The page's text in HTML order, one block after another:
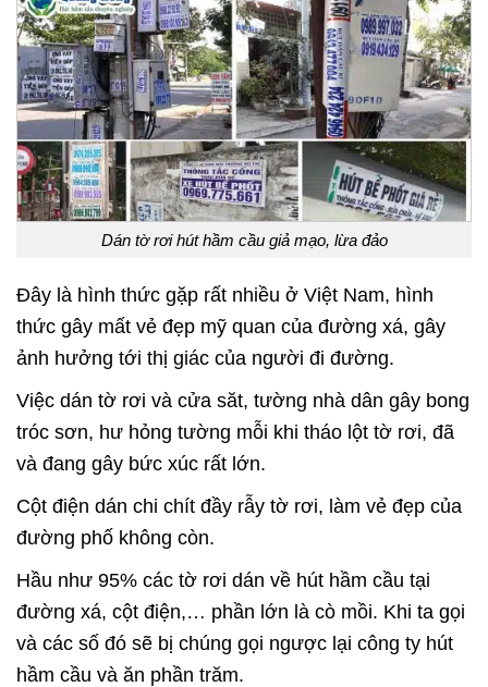
Dán tờ rơi hút hầm cầu giả mạo, lừa đảo
Đây là hình thức gặp rất nhiều ở Việt Nam, hình
thức gây mất vẻ đẹp mỹ quan của đường xá, gây
ảnh hưởng tới thị giác của người đi đường.
Việc dán tờ rơi và cửa săt, tường nhà dân gây bong
tróc sơn, hư hỏng tường mỗi khi tháo lột tờ rơi, đã
và đang gây bức xúc rất lớn.
Cột điện dán chi chít đầy rẫy tờ rơi, làm vẻ đẹp của
đường phố không còn.
Hầu như 95% các tờ rơi dán về hút hầm cầu tại
đường xá, cột điện,… phần lớn là cò mồi. Khi ta gọi
và các số đó sẽ bị chúng gọi ngược lại công ty hút
hầm cầu và ăn phần trăm.